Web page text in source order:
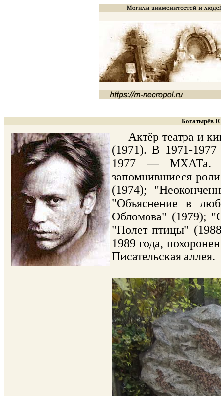
Богатырёв
Актёр театра и
(1971). В 1971-
1977 — МХАТа.
запомнившиеся
(1974);
"Объяснение в
Обломова" (1979);
"Полет птицы"
1989 года,
Писательская аллея.